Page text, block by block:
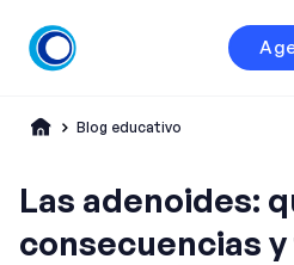
Blog educativo
Las adenoides:
consecuencias